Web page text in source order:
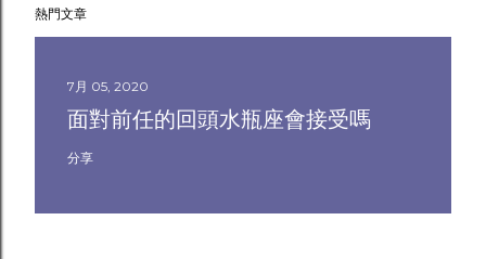
熱門文章
7月 05, 2020
面對前任的回頭水瓶座會接受嗎
分享